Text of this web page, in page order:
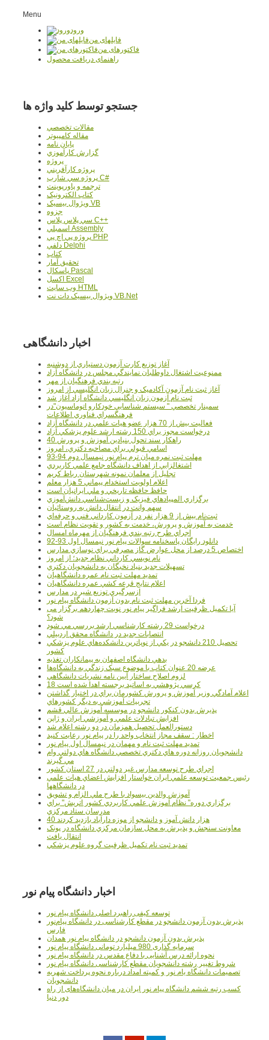
Menu
ورود
فایلهای من
فاکتورهای من
راهنمای دریافت محصول
جستجو توسط کلید واژه ها
مقالات تخصصي
مقاله کامپیوتر
پایان نامه
گزارش کارآموزي
پروژه
پروژه کارآفريني
پروژه سي شارپ C#
ترجمه و پاورپوينت
کتاب الکترونيک
ويژوال بيسيک VB
جزوه
سي پلاس پلاس C++
اسمبلي Assembly
پروژه پي اچ پي PHP
دلفي Delphi
کتاب
تحقيق آمار
پاسکال Pascal
اکسل Excel
وب سايت HTML
ويژوال بيسيک دات نت VB.Net
اخبار دانشگاهی
آغاز توزيع کارت آزمون دستياري از دوشنبه
ممنوعيت اشتغال داوطلبان نمايندگي مجلس در دانشگاه آزاد
رتبه بندي فرهنگيان از مهر
آغاز ثبت نام آزمون آکادميک و جنرال زبان انگليسي از امروز
ثبت نام آزمون زبان انگليسي دانشگاه آزاد آغاز شد
سمينار تخصصي " سيستم شناسايي خودکارو اتوماسيون"در
فرهنگسراي فناوري اطلاعات
فعاليت بيش از 70 هزار عضو هيات علمي در دانشگاه آزاد
درخواست مجوز براي 150 رشته ارشد علوم پزشکي آزاد
40 راهکار سند تحول بنيادين آموزش و پرورش
اسامي قبولي براي مصاحبه دکتري، امروز
مهلت ثبت نمره میان ترم پیام نور نیمسال دوم 94-93
اشتغالزايي از اهداف دانشگاه جامع علمي کاربردي
تجليل از معلمان نمونه شهرستان رباط کريم
اعلام اولويت استخدام پيماني 5 هزار معلم
حافظ حافظه تاريخي و ملي ايرانيان است
برگزاري المپيادهاي فيزيک و زيست‌شناسي دانش‌آموزي
سهم وانت در انتقال دانش به روستائيان
ثبت‌نام بيش از 9 هزار نفر در آزمون کارداني فني و حرفه‌اي
خدمت به آموزش و پرورش، خدمت به کشور و تقويت نظام است
اجراي طرح رتبه بندي فرهنگيان از مهرماه امسال
دانلود رایگان پاسخنامه سوالات پیام نور نیمسال اول 93-92
اختصاص 5 درصد از محل عوارض گاز مصرفي براي نوسازي مدارس
نام نويسي کارداني نظام جديد؛ از امروز
تسهيلات جديد بنياد نخبگان به دانشجويان دکتري
تمديد مهلت ثبت نام عمره دانشگاهيان
اعلام نتايج قرعه کشي عمره دانشگاهيان
ازسرگيري توزيع شير در مدارس
فردا آخرین مهلت ثبت نام بدون آزمون دانشگاه پیام نور
آیا تکمیل ظرفیت ارشد فراگیر پیام نور نوبت چهاردهم برگزار می
شود؟
درخواست 29 رشته کارشناسي ارشد بررسي مي شود
انتصابات جديد در دانشگاه محقق اردبيلي
تحصيل 210 دانشجو در يکي از نوپاترين دانشکده‌هاي علوم پزشکي
کشور
بدهي دانشگاه اصفهان به پيمانکاران تغذيه
عرضه 20 عنوان کتاب با موضوع سبک زندگي به دانشگاه‌ها
لزوم اصلاح ساختار آيين نامه نشريات دانشگاهي
18 کرسي پژوهشي به اساتيد برجسته اهدا شده است
اعلام آمادگي وزير آموزش و پرورش کشورمان براي در اختيار گذاشتن
تجربيات آموزشي به ديگر کشورهاي
پذيرش بدون کنکور دانشجو در موسسه آموزش عالي قشم
افزايش تبادلات علمي و آموزشي ايران و ژاپن
دستورالعمل تحصیل همزمان در دو رشته اعلام شد
اخطار : سقف مجاز انتخاب واحد را در پیام نور رعایت کنید
تمدید مهلت ثبت نام و مهمان در نیمسال اول پیام نور
دانشجويان روزانه دوره هاي دكتري تخصصي دانشگاه هاي دولتي وام
مي گيرند
اجراي طرح توسعه مدارس غير دولتي در 27 استان کشور
رئيس جمعيت توسعه علمي ايران خواستار افزايش اعضاي هيات علمي
در دانشگاهها
آموزش والدين بيسواد با طرح ملي الزام و تشويق
برگزاري دوره" نظام آموزش علمي كاربردي كشور اتريش" براي
مدرسان ستاد مرکزي
40 هزار دانش آموز و دانشجو از موزه دارآباد بازديد کردند
معاونت سنجش و پذيرش به محل سازمان مرکزي دانشگاه در پونک
انتقال يافت
تمديد ثبت نام تکميل ظرفيت گروه علوم پزشکي
اخبار دانشگاه پیام نور
توسعه کیفی راهبرد اصلی دانشگاه پیام نور
پذیرش بدون آزمون دانشجو در مقطع کارشناسی در دانشگاه پیام‌نور
فارس
پذیرش بدون آزمون دانشجو در دانشگاه پیام نور همدان
سرمایه گذاری 980 میلیارد تومانی دانشگاه پیام نور
نحوه ارائه درس آشنایی با دفاع مقدس در دانشگاه پیام نور
شروط تغییر رشته دانشجویان مقطع کارشناسی دانشگاه پیام نور
تصمیمات دانشگاه یام نور و کمیته امداد درباره نحوه پرداخت شهریه
دانشجویان
کسب رتبه ششم دانشگاه پیام نور ایران در میان دانشگاه‌های از راه
دور دنیا